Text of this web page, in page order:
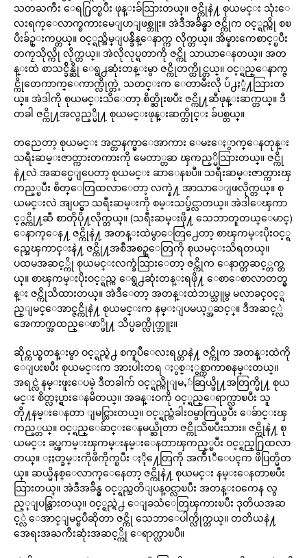
သတႀကီး ေရ႐ြတ္ၿပီး ဖုန္းခ်သြားတယ္။ ဇင္ကိုနဲ႔ စုယမင္း သုံးေ
လးရက္ေလာက္စကားမေျပာျဖစ္ဘူး။ အဲဒီအခ်ိန္မွာ ဇင္ကိုက ဝင့္ရည္ကို စၿ
ပီးခ်ဥ္းကပ္တယ္။ ဝင့္ရည္အိမ္ျပန္ခ်ိန္ေနာက္က လိုက္တယ္။ အိမ္နားကေစာင့္ၿပီး
တကၠသိုလ္ကို လိုက္တယ္။ အဲလိုလုပ္ရတာကို ဇင္ကို သာယာေနတယ္။ အတ
န္းထဲ စာသင္ခ်ိန္ဆို ေရွ႕ဆုံးတန္းမွာ ဇင္ကိုတက္ထိုင္တယ္။ ဝင့္ရည္ေနာက္ဇ
င္ကိုတေကာက္ေကာက္လိုက္တဲ့ သတင္းက ေတာမီးလို ပ်ံ႕ႏွံ႔သြားတ
ယ္။ အဲဒါကို စုယမင္းသိေတာ့ စိတ္ဆိုးၿပီး ဇင္ကို႔ဆီဖုန္းဆက္တယ္။ ဒီ
တခါ ဇင္ကို႔အလွည့္မို႔ စုယမင္းဖုန္းဆက္တိုင္း ခ်ပစ္တယ္။
တညေတာ့ စုယမင္း အင္တာနက္မွာေအာကား ေမႊေႏွာက္ေနတုန္း
သရီးဆမ္းဇာတ္ကားတကားကို မေတာ္တဆ ၾကည့္မိသြားတယ္။ ဇင္ကို
နဲ႔လဲ အဆင္မေျပေတာ့ စုယမင္း ဆာေနၿပီ။ သရီးဆမ္းဇာတ္ကားၾ
ကည့္ၿပီး စိတ္ေတြထလာေတာ့ လက္နဲ႔ အာသာေျဖလိုက္တယ္။ စု
ယမင္းလဲ အျပင္မွာ သရီးဆမ္းကို စမ္းသပ္ခ်င္လာတယ္။ အဲဒါေၾကာ
င့္ဇင္ကို႔ဆီ စာတိုပို႔လိုက္တယ္။ (သရီးဆမ္းဖို႔ သေဘာတူတယ္ေမာင္)
ေနာက္ေန႔ ဇင္ကိုနဲ႔ အတန္းထဲမွာေတြ႕ေတာ့ စာၾကမ္းပိုးဝင့္ရ
ည္အေၾကာင္းနဲ႔ ဇင္ကို႔အစီအစဥ္ေတြကို စုယမင္းသိရတယ္။
ပထမအဆင့္ကို စုယမင္းလက္ခံသြားေတာ့ ဇင္ကိုက ေနာက္တဆင့္တက္တ
ယ္။ စာၾကမ္းပိုးဝင့္ရည္က ေရွ႕ဆုံးတန္းရဖို႔ ေစာေစာလာတတ္မွ
န္း ဇင္ကိုသိထားတယ္။ အဲဒီေတာ့ အတန္းထဲဘယ္သူမွ မလာခင္ဝင့္ရ
ည္ျမင္ေအာင္ဇင္ကိုနဲ႔ စုယမင္းက နမ္းျပမယ့္အဆင့္။ ဒီအဆင့္လဲ
အေကာက္အထည္ေဖာ္ဖို႔ သိပ္မခက္လိုက္ဘူး။
ဆိုင္ကယ္စတန္းမွာ ဝင့္ရည္ရဲ႕ စကူပီေလးရပ္တာနဲ႔ ဇင္ကိုက အတန္းထဲကို
ေျပးၿပီး စုယမင္းက အားပါးတရ ႏွစ္ႏွစ္ကာကာစနမ္းတယ္။
အရင္လဲ နမ္းဖူးေပမဲ့ ဒီတခါက် ဝင့္ရည္ကိုျမႇဴဆြယ္ဖို႔အတြက္မို႔ စုယ
မင္း စိတ္လႈပ္ရွားေနမိတယ္။ အခန္းဝကို ဝင့္ရည္ေရာက္လာၿပီး သူ
တို႔နမ္းေနတာ ျမင္သြားတယ္။ ဝင့္ရည္တံခါးဝမွာကြယ္ၿပီး ေခ်ာင္းၾ
ကည့္တယ္။ ဝင့္ရည္ေခ်ာင္းေနမယ္ဆိုတာ ဇင္ကိုသိၿပီးသား။ ဇင္ကိုနဲ႔ စု
ယမင္း ခပ္ၾကမ္းၾကမ္းနမ္းေနတာၾကည့္ၿပီး ဝင့္ရည္႐ြထလာ
တယ္။ ႏႈတ္ခမ္းကိုဖိကိုက္ၿပီး ႏို႔ေတြကို အက်ီၤီေပၚက ဖိပြတ္မိတ
ယ္။ ဆယ္မိနစ္ေလာက္ေနေတာ့ ဇင္ကိုနဲ႔ စုယမင္း နမ္းေနတာၿပီး
သြားတယ္။ အဲဒီအခ်ိန္မွ ဝင့္ရည္သတိျပန္ဝင္လာၿပီး အတန္းဝကေန လွ
ည့္ျပန္သြားတယ္။ ဝင့္ရည္ရဲ႕ ေျခသံေတြၾကားၿပီး ဒုတိယအဆ
င့္လဲ ေအာင္ျမင္ၿပီဆိုတာ ဇင္ကို သေဘာေပါက္လိုက္တယ္။ တတိယနဲ႔
အေရးအႀကီးဆုံးအဆင့္ကို ေရာက္လာၿပီ။